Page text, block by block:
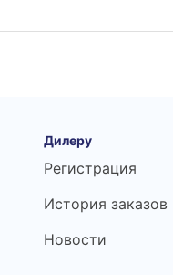
Дилеру
Регистрация
История заказов
Новости